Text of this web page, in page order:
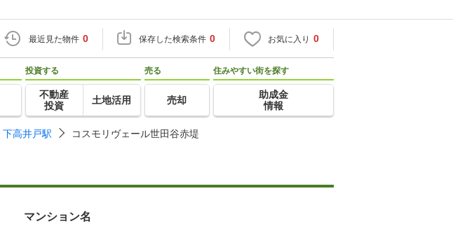
最近見た物件 0 保存した検索条件 0 お気に入り 0
投資する
不動産
投資
土地活用
売る
売却
住みやすい街を探す
助成金
情報
下高井戸駅 コスモリヴェール世田谷赤堤
マンション名